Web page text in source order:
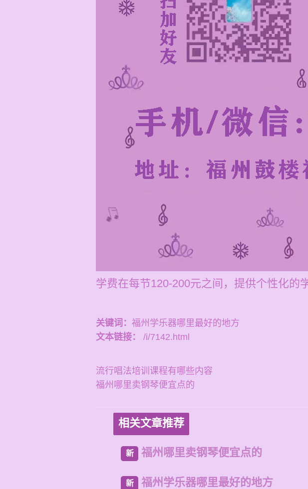
学费在每节120-200元之间，提供个性化的
关键词： 福州学乐器哪里最好的地方
文本链接：
/i/7142.html
流行唱法培训课程有哪些内容
福州哪里卖钢琴便宜点的
相关文章推荐
新 福州哪里卖钢琴便宜点的
新 福州学乐器哪里最好的地方